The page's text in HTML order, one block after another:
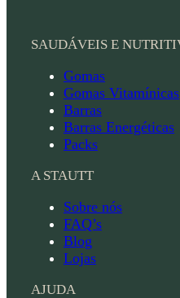
SAUDÁVEIS E
Gomas
Gomas Vitamínicas
Barras
Barras Energéticas
Packs
A STAUTT
Sobre nós
FAQ’s
Blog
Lojas
AJUDA